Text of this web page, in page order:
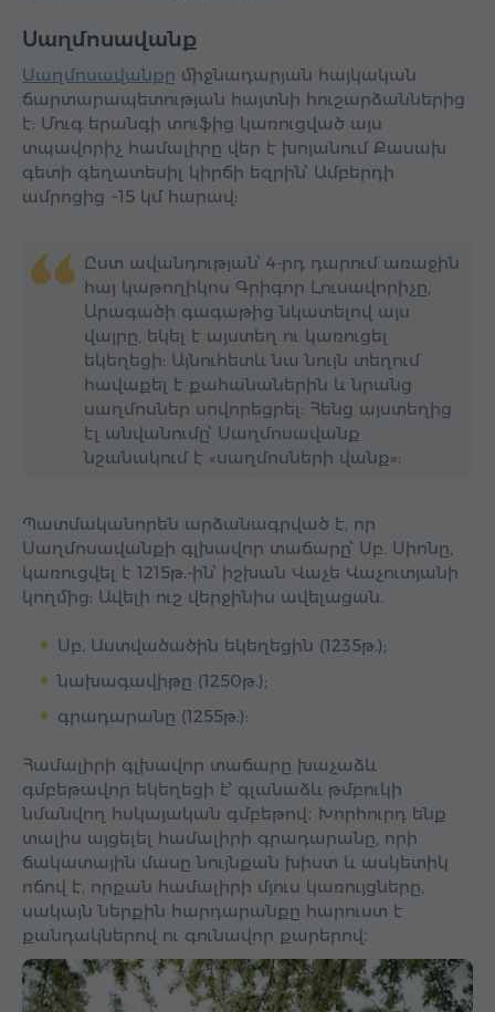
Սաղմոսավանք
Սաղմոսավանքը միջնադարյան հայկական
ճարտարապետության հայտնի հուշարձաններից
է: Մուգ երանգի տուֆից կառուցված այս
տպավորիչ համալիրը վեր է խոյանում Քասախ
գետի գեղատեսիլ կիրճի եզրին՝ Ամբերդի
ամրոցից ~15 կմ հարավ:
Ըստ ավանդության՝ 4-րդ դարում առաջին
հայ կաթողիկոս Գրիգոր Լուսավորիչը,
Արագածի գագաթից նկատելով այս
վայրը, եկել է այստեղ ու կառուցել
եկեղեցի: Այնուհետև նա նույն տեղում
հավաքել է քահանաներին և նրանց
սաղմոսներ սովորեցրել: Հենց այստեղից
էլ անվանումը՝ Սաղմոսավանք
նշանակում է «սաղմոսների վանք»:
Պատմականորեն արձանագրված է, որ
Սաղմոսավանքի գլխավոր տաճարը՝ Սբ. Սիոնը,
կառուցվել է 1215թ.-ին՝ իշխան Վաչե Վաչուտյանի
կողմից: Ավելի ուշ վերջինիս ավելացան.
Սբ. Աստվածածին եկեղեցին (1235թ.);
նախագավիթը (1250թ.);
գրադարանը (1255թ.):
Համալիրի գլխավոր տաճարը խաչաձև
գմբեթավոր եկեղեցի է՝ գլանաձև թմբուկի
նմանվող հսկայական գմբեթով։ Խորհուրդ ենք
տալիս այցելել համալիրի գրադարանը, որի
ճակատային մասը նույնքան խիստ և ասկետիկ
ոճով է, որքան համալիրի մյուս կառույցները,
սակայն ներքին հարդարանքը հարուստ է
քանդակներով ու գունավոր քարերով։